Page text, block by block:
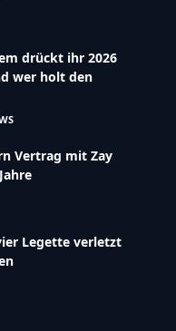
drückt ihr 2026
wer holt den
Vertrag mit Zay
Legette verletzt